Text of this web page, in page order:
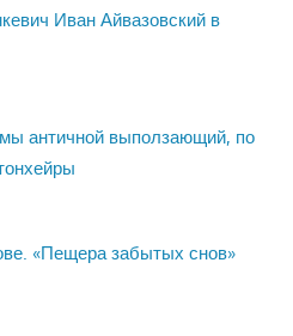
Иван Айвазовский в
античной выползающий, по
«Пещера забытых снов»